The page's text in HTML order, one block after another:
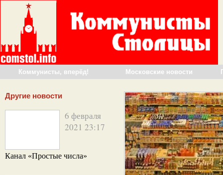
Коммунисты, вперёд! Московские новости
Другие новости
6 февраля
2021 23:17
Канал «Простые числа»